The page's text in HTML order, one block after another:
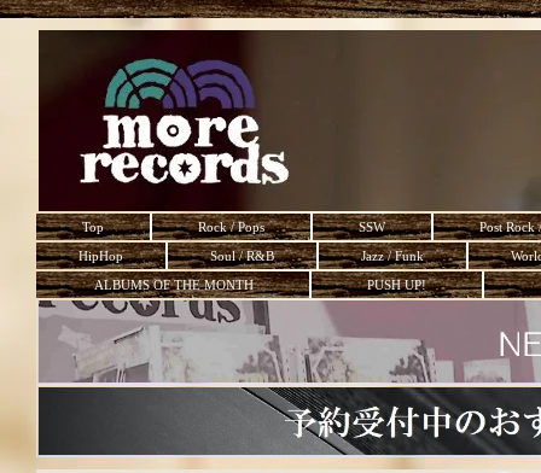
Top Rock / Pops SSW
Post Rock
HipHop
Soul / R&B Jazz / Funk
ALBUMS OF THE MONTH
PUSH UP!